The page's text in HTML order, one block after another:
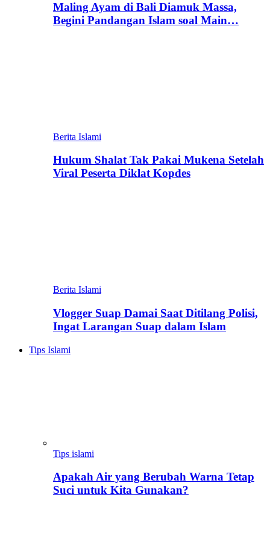
Maling Ayam di Bali Diamuk Massa,
Begini Pandangan Islam soal Main…
Berita Islami
Hukum Shalat Tak Pakai Mukena Setelah
Viral Peserta Diklat Kopdes
Berita Islami
Vlogger Suap Damai Saat Ditilang Polisi,
Ingat Larangan Suap dalam Islam
Tips Islami
Tips islami
Apakah Air yang Berubah Warna Tetap
Suci untuk Kita Gunakan?